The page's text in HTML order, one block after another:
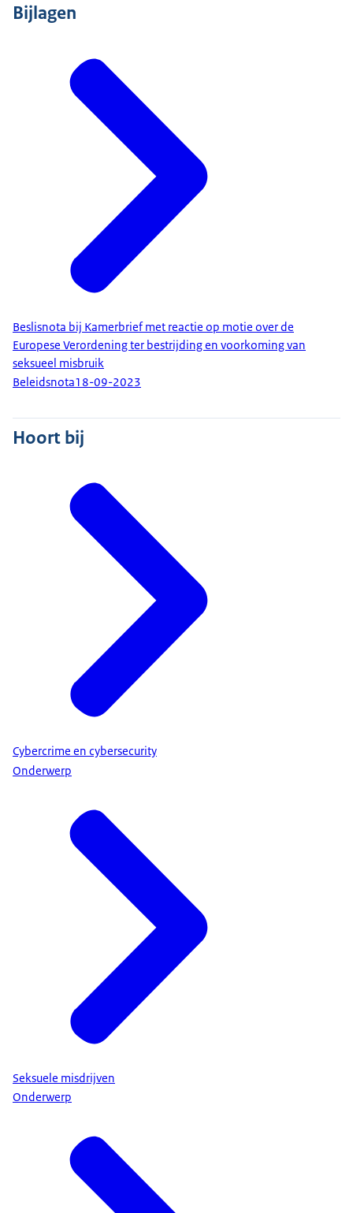
Bijlagen
Beslisnota bij Kamerbrief met reactie op motie over de
Europese Verordening ter bestrijding en voorkoming van
seksueel misbruik
Beleidsnota18-09-2023
Hoort bij
Cybercrime en cybersecurity
Onderwerp
Seksuele misdrijven
Onderwerp